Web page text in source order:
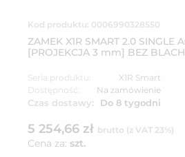
Kod produktu: 0006990328550
ZAMEK X1R SMART 2.0 SINGLE
[PROJEKCJA 3 mm] BEZ
Seria produktu:
X1R Smart
Dostępność:
Na zamówienie
Czas dostawy: Do 8 tygodni
5 254,66 zł brutto (z VAT 23%)
Cena za: szt.